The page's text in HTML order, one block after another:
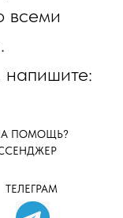
всеми
напишите:
ПОМОЩЬ?
ТЕЛЕГРАМ